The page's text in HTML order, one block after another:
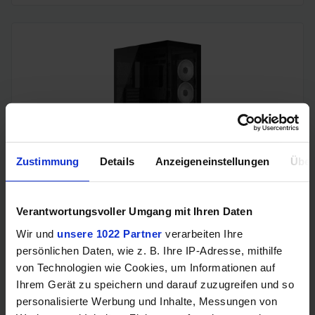
Zustimmung Details Anzeigeneinstellungen
Verantwortungsvoller Umgang mit Ihren Daten
Wir und unsere 1022 Partner verarbeiten Ihre
persönlichen Daten, wie z. B. Ihre IP-Adresse, mithilfe
von Technologien wie Cookies, um Informationen auf
Ihrem Gerät zu speichern und darauf zuzugreifen und so
personalisierte Werbung und Inhalte, Messungen von
Corsair 3500X LX-R RGB iCUE LINK (Midi-Tower, 3 x iCUE
LINK LX120R RGB-Lüfter, Back-Connect, iCUE LINK